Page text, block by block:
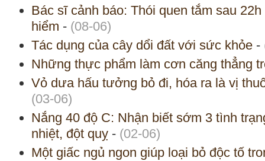
Bác sĩ cảnh báo: Thói quen tắm sau
hiểm - (08-06)
Tác dụng của cây dổi đất với sức khỏe -
Những thực phẩm làm cơn căng thẳng
Vỏ dưa hấu tưởng bỏ đi, hóa ra là vị
(03-06)
Nắng 40 độ C: Nhận biết sớm 3 tình
nhiệt, đột quỵ - (02-06)
Một giấc ngủ ngon giúp loại bỏ độc tố